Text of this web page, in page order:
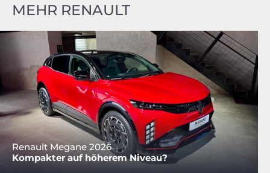
MEHR RENAULT
Renault Megane 2026
Kompakter auf höherem Niveau?